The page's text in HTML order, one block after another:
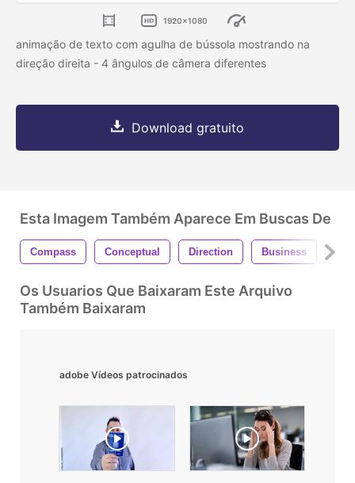
1920x1080
animação de texto com agulha de bússola mostrando na
direção direita - 4 ângulos de câmera diferentes
Download gratuito
Esta Imagem Também Aparece Em Buscas De
Compass Conceptual Direction Business
Os Usuarios Que Baixaram Este Arquivo
Também Baixaram
adobe Vídeos patrocinados